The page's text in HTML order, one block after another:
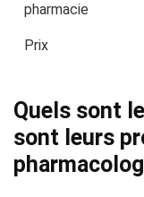
pharmacie
Prix
Quels sont
sont leurs